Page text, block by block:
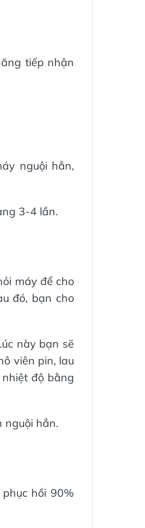
tiếp nhận
nguội hẳn,
3-4 lần.
máy để cho
đó, bạn cho
này bạn sẽ
viên pin, lau
độ bằng
nguội hẳn.
hồi 90%